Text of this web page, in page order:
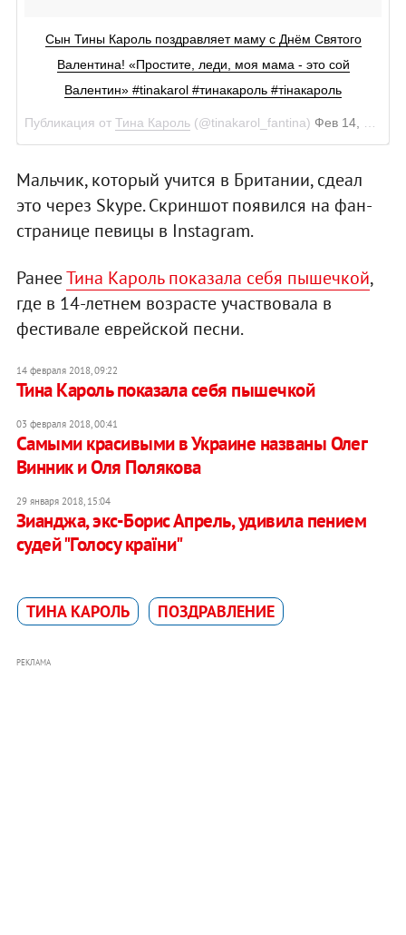
Сын Тины Кароль поздравляет маму с Днём Святого
Валентина! «Простите, леди, моя мама - это сой
Валентин» #tinakarol #тинакароль #тінакароль
Публикация от Тина Кароль(@tinakarol_fantina) Фев 14, 2018 в 2:11 PST
Мальчик, который учится в Британии, сдеал
это через Skype. Скриншот появился на фан-
странице певицы в Instagram.
РанееТина Кароль показала себя пышечкой,
где в 14-летнем возрасте участвовала в
фестивале еврейской песни.
14 февраля 2018, 09:22
Тина Кароль показала себя пышечкой
03 февраля 2018, 00:41
​Самыми красивыми в Украине названы Олег
Винник и Оля Полякова
29 января 2018, 15:04
Зианджа, экс-Борис Апрель, удивила пением
судей "Голосу країни"
ТИНА КАРОЛЬ ПОЗДРАВЛЕНИЕ
РЕКЛАМА